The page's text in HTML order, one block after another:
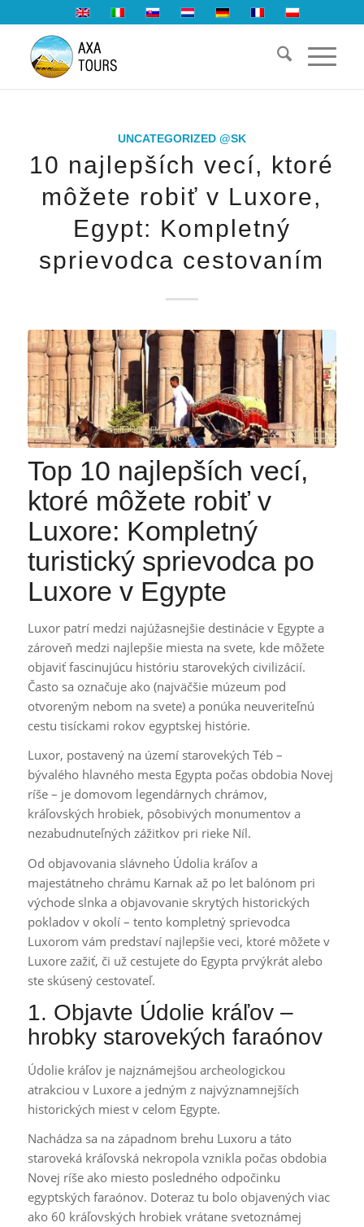
UNCATEGORIZED @SK
10 najlepších vecí, ktoré
môžete robiť v Luxore,
Egypt: Kompletný
sprievodca cestovaním
Top 10 najlepších vecí,
ktoré môžete robiť v
Luxore: Kompletný
turistický sprievodca po
Luxore v Egypte
Luxor patrí medzi najúžasnejšie destinácie v Egypte a
zároveň medzi najlepšie miesta na svete, kde môžete
objaviť fascinujúcu históriu starovekých civilizácií.
Často sa označuje ako (najväčšie múzeum pod
otvoreným nebom na svete) a ponúka neuveriteľnú
cestu tisíckami rokov egyptskej histórie.
Luxor, postavený na území starovekých Téb –
bývalého hlavného mesta Egypta počas obdobia Novej
ríše – je domovom legendárnych chrámov,
kráľovských hrobiek, pôsobivých monumentov a
nezabudnuteľných zážitkov pri rieke Níl.
Od objavovania slávneho Údolia kráľov a
majestátneho chrámu Karnak až po let balónom pri
východe slnka a objavovanie skrytých historických
pokladov v okolí – tento kompletný sprievodca
Luxorom vám predstaví najlepšie veci, ktoré môžete v
Luxore zažiť, či už cestujete do Egypta prvýkrát alebo
ste skúsený cestovateľ.
1. Objavte Údolie kráľov –
hrobky starovekých faraónov
Údolie kráľov je najznámejšou archeologickou
atrakciou v Luxore a jedným z najvýznamnejších
historických miest v celom Egypte.
Nachádza sa na západnom brehu Luxoru a táto
staroveká kráľovská nekropola vznikla počas obdobia
Novej ríše ako miesto posledného odpočinku
egyptských faraónov. Doteraz tu bolo objavených viac
ako 60 kráľovských hrobiek vrátane svetoznámej